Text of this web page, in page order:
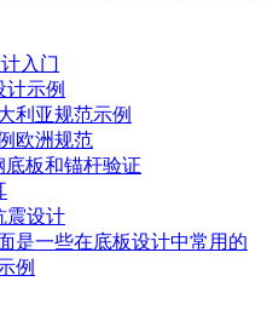
入门
计示例
利亚规范示例
欧洲规范
底板和锚杆验证
震设计
是一些在底板设计中常用的
例